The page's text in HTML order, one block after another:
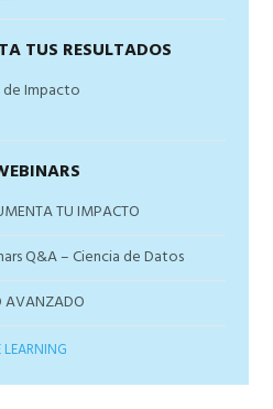
de Clustering
de patrones con un
dimensional
de Clasificación Binaria
de clasificación
de Regresión
de datos
TUS RESULTADOS
de Impacto
de Éxito
web con RShiny
TU IMPACTO
Q&A – Ciencia de Datos
AVANZADO